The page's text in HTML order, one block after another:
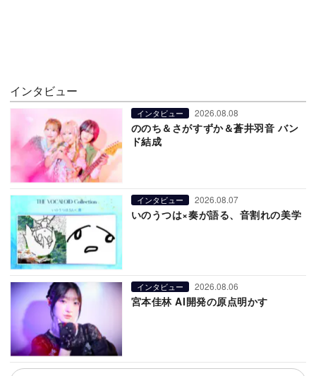
インタビュー
インタビュー 2026.08.08
ののち＆さがすずか＆蒼井羽音 バン
ド結成
インタビュー 2026.08.07
いのうつは×奏が語る、音割れの美学
インタビュー 2026.08.06
宮本佳林 AI開発の原点明かす